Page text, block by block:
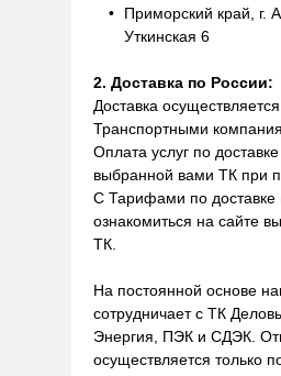
Приморский край, г.
Уткинская 6
2. Доставка по России:
Доставка осуществляется
Транспортными
Оплата услуг по
выбранной вами ТК при
С Тарифами по доставке
ознакомиться на сайте
ТК.
На постоянной основе
сотрудничает с ТК
Энергия, ПЭК и СДЭК.
осуществляется только